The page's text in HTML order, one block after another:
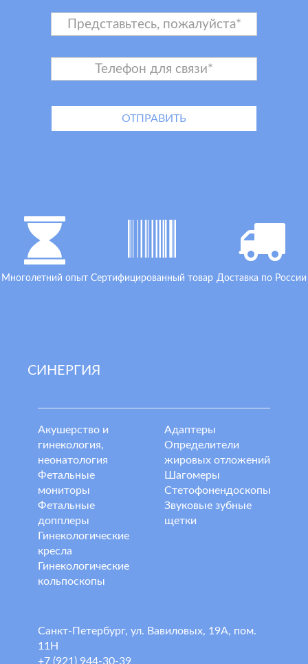
Многолетний опыт Сертифицированный товар Доставка по России
СИНЕРГИЯ
Акушерство и
гинекология,
неонатология
Фетальные
мониторы
Фетальные
допплеры
Гинекологические
кресла
Гинекологические
кольпоскопы
Адаптеры
Определители
жировых отложений
Шагомеры
Стетофонендоскопы
Звуковые зубные
щетки
Санкт-Петербург, ул. Вавиловых, 19А, пом.
11Н
+7 (921) 944-30-39